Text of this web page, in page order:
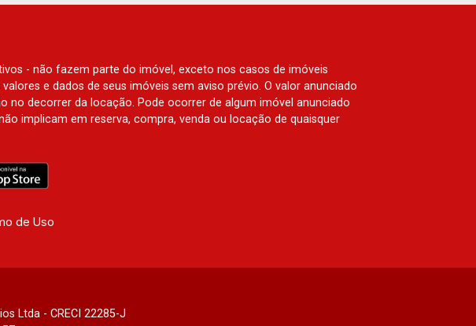
Madison
Ile
Cidade
de
de
- não fazem parte do imóvel, exceto nos casos de imóveis
e dados de seus imóveis sem aviso prévio. O valor anunciado
no decorrer da locação. Pode ocorrer de algum imóvel anunciado
implicam em reserva, compra, venda ou locação de quaisquer
de Uso
Ltda - CRECI 22285-J